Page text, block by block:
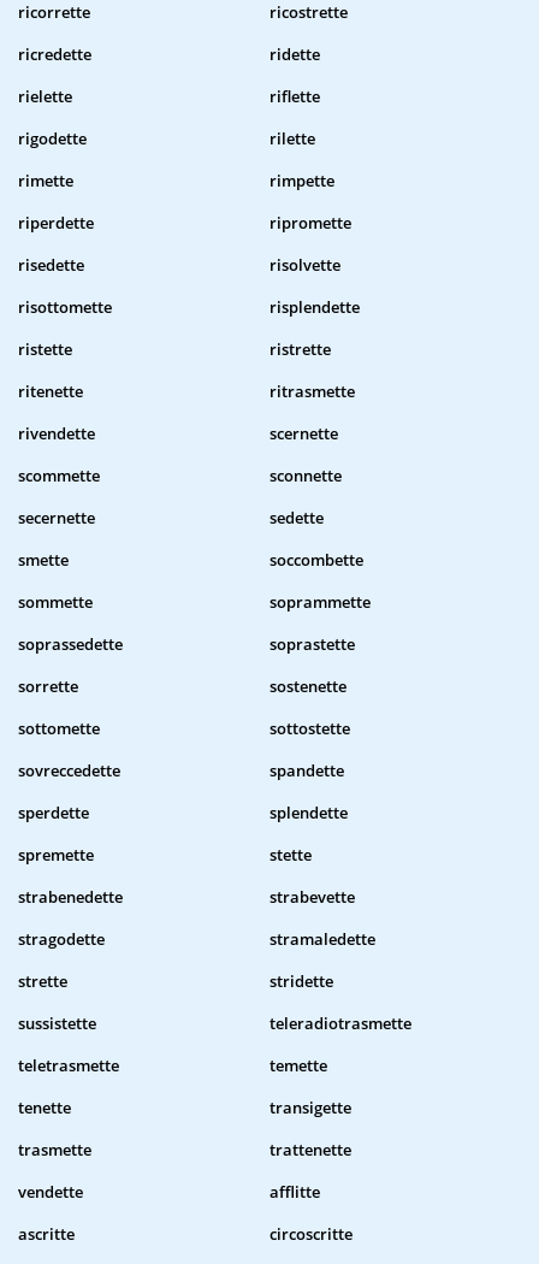
ricorrette
ricostrette
ricredette
ridette
rielette
riflette
rigodette
rilette
rimette
rimpette
riperdette
ripromette
risedette
risolvette
risottomette
risplendette
ristette
ristrette
ritenette
ritrasmette
rivendette
scernette
scommette
sconnette
secernette
sedette
smette
soccombette
sommette
soprammette
soprassedette
soprastette
sorrette
sostenette
sottomette
sottostette
sovreccedette
spandette
sperdette
splendette
spremette
stette
strabenedette
strabevette
stragodette
stramaledette
strette
stridette
sussistette
teleradiotrasmette
teletrasmette
temette
tenette
transigette
trasmette
trattenette
vendette
afflitte
ascritte
circoscritte